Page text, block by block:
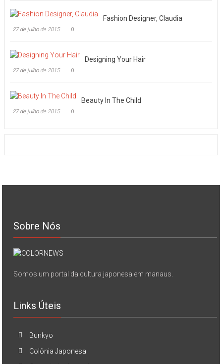
Fashion Designer, Claudia
27 de julho de 2015 0
Designing Your Hair
27 de julho de 2015 0
Beauty In The Child
27 de julho de 2015 0
Sobre Nós
Somos um portal da cultura japonesa em manaus.
Links Úteis
Bunkyo
Colônia Japonesa